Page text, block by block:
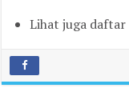
Lihat juga daftar